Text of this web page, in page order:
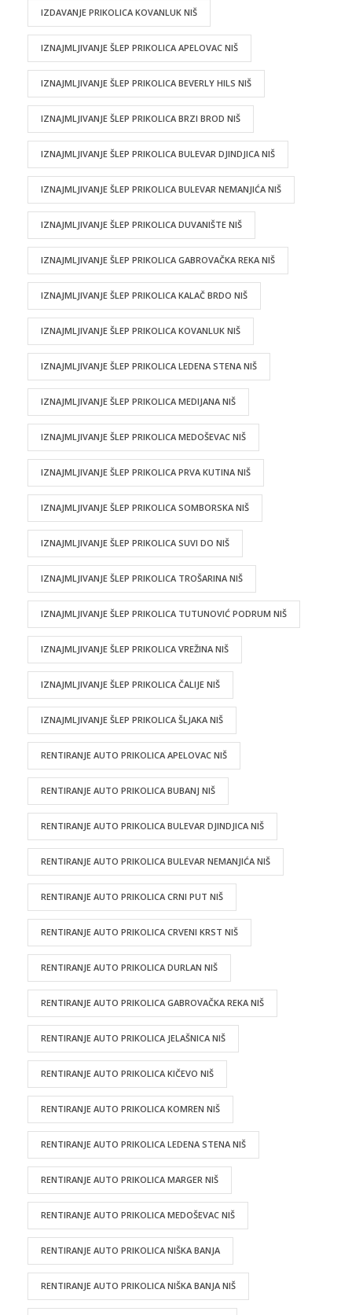
IZDAVANJE PRIKOLICA KOVANLUK NIŠ
IZNAJMLJIVANJE ŠLEP PRIKOLICA APELOVAC NIŠ
IZNAJMLJIVANJE ŠLEP PRIKOLICA BEVERLY HILS NIŠ
IZNAJMLJIVANJE ŠLEP PRIKOLICA BRZI BROD NIŠ
IZNAJMLJIVANJE ŠLEP PRIKOLICA BULEVAR DJINDJICA NIŠ
IZNAJMLJIVANJE ŠLEP PRIKOLICA BULEVAR NEMANJIĆA NIŠ
IZNAJMLJIVANJE ŠLEP PRIKOLICA DUVANIŠTE NIŠ
IZNAJMLJIVANJE ŠLEP PRIKOLICA GABROVAČKA REKA NIŠ
IZNAJMLJIVANJE ŠLEP PRIKOLICA KALAČ BRDO NIŠ
IZNAJMLJIVANJE ŠLEP PRIKOLICA KOVANLUK NIŠ
IZNAJMLJIVANJE ŠLEP PRIKOLICA LEDENA STENA NIŠ
IZNAJMLJIVANJE ŠLEP PRIKOLICA MEDIJANA NIŠ
IZNAJMLJIVANJE ŠLEP PRIKOLICA MEDOŠEVAC NIŠ
IZNAJMLJIVANJE ŠLEP PRIKOLICA PRVA KUTINA NIŠ
IZNAJMLJIVANJE ŠLEP PRIKOLICA SOMBORSKA NIŠ
IZNAJMLJIVANJE ŠLEP PRIKOLICA SUVI DO NIŠ
IZNAJMLJIVANJE ŠLEP PRIKOLICA TROŠARINA NIŠ
IZNAJMLJIVANJE ŠLEP PRIKOLICA TUTUNOVIĆ PODRUM NIŠ
IZNAJMLJIVANJE ŠLEP PRIKOLICA VREŽINA NIŠ
IZNAJMLJIVANJE ŠLEP PRIKOLICA ČALIJE NIŠ
IZNAJMLJIVANJE ŠLEP PRIKOLICA ŠLJAKA NIŠ
RENTIRANJE AUTO PRIKOLICA APELOVAC NIŠ
RENTIRANJE AUTO PRIKOLICA BUBANJ NIŠ
RENTIRANJE AUTO PRIKOLICA BULEVAR DJINDJICA NIŠ
RENTIRANJE AUTO PRIKOLICA BULEVAR NEMANJIĆA NIŠ
RENTIRANJE AUTO PRIKOLICA CRNI PUT NIŠ
RENTIRANJE AUTO PRIKOLICA CRVENI KRST NIŠ
RENTIRANJE AUTO PRIKOLICA DURLAN NIŠ
RENTIRANJE AUTO PRIKOLICA GABROVAČKA REKA NIŠ
RENTIRANJE AUTO PRIKOLICA JELAŠNICA NIŠ
RENTIRANJE AUTO PRIKOLICA KIČEVO NIŠ
RENTIRANJE AUTO PRIKOLICA KOMREN NIŠ
RENTIRANJE AUTO PRIKOLICA LEDENA STENA NIŠ
RENTIRANJE AUTO PRIKOLICA MARGER NIŠ
RENTIRANJE AUTO PRIKOLICA MEDOŠEVAC NIŠ
RENTIRANJE AUTO PRIKOLICA NIŠKA BANJA
RENTIRANJE AUTO PRIKOLICA NIŠKA BANJA NIŠ